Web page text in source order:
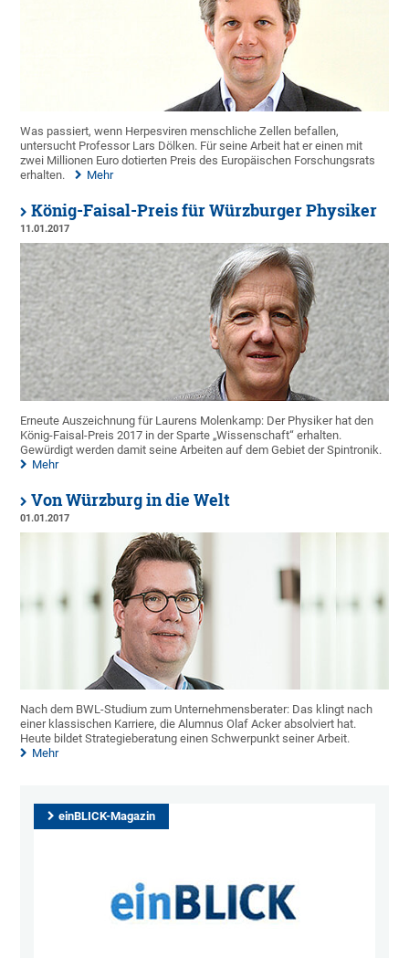
Was passiert, wenn Herpesviren menschliche Zellen befallen,
untersucht Professor Lars Dölken. Für seine Arbeit hat er einen mit
zwei Millionen Euro dotierten Preis des Europäischen Forschungsrats
erhalten.
Mehr
König-Faisal-Preis für Würzburger Physiker
11.01.2017
Erneute Auszeichnung für Laurens Molenkamp: Der Physiker hat den
König-Faisal-Preis 2017 in der Sparte „Wissenschaft“ erhalten.
Gewürdigt werden damit seine Arbeiten auf dem Gebiet der Spintronik.
Mehr
Von Würzburg in die Welt
01.01.2017
Nach dem BWL-Studium zum Unternehmensberater: Das klingt nach
einer klassischen Karriere, die Alumnus Olaf Acker absolviert hat.
Heute bildet Strategieberatung einen Schwerpunkt seiner Arbeit.
Mehr
einBLICK-Magazin